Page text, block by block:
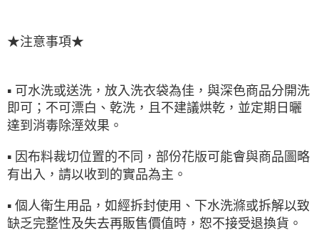
★注意事項★
▪ 可水洗或送洗，放入洗衣袋為佳，與深色商品分開洗
即可；不可漂白、乾洗，且不建議烘乾，並定期日曬
達到消毒除溼效果。
▪ 因布料裁切位置的不同，部份花版可能會與商品圖略
有出入，請以收到的實品為主。
▪ 個人衛生用品，如經拆封使用、下水洗滌或拆解以致
缺乏完整性及失去再販售價值時，恕不接受退換貨。